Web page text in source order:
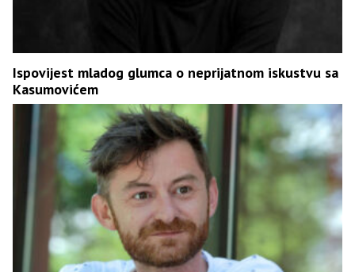
Ispovijest mladog glumca o neprijatnom iskustvu sa
Kasumovićem